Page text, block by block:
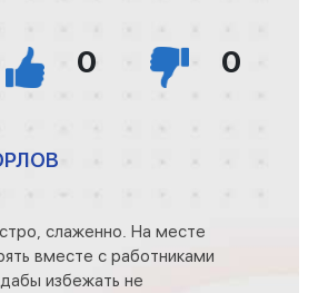
0 0
слаженно. На месте
вместе с работниками
избежать не